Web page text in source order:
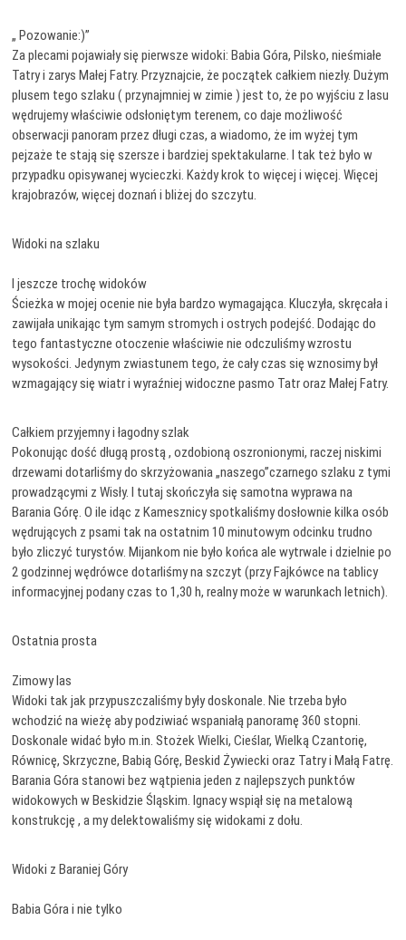
„ Pozowanie:)”
Za plecami pojawiały się pierwsze widoki: Babia Góra, Pilsko, nieśmiałe
Tatry i zarys Małej Fatry. Przyznajcie, że początek całkiem niezły. Dużym
plusem tego szlaku ( przynajmniej w zimie ) jest to, że po wyjściu z lasu
wędrujemy właściwie odsłoniętym terenem, co daje możliwość
obserwacji panoram przez długi czas, a wiadomo, że im wyżej tym
pejzaże te stają się szersze i bardziej spektakularne. I tak też było w
przypadku opisywanej wycieczki. Każdy krok to więcej i więcej. Więcej
krajobrazów, więcej doznań i bliżej do szczytu.
Widoki na szlaku
I jeszcze trochę widoków
Ścieżka w mojej ocenie nie była bardzo wymagająca. Kluczyła, skręcała i
zawijała unikając tym samym stromych i ostrych podejść. Dodając do
tego fantastyczne otoczenie właściwie nie odczuliśmy wzrostu
wysokości. Jedynym zwiastunem tego, że cały czas się wznosimy był
wzmagający się wiatr i wyraźniej widoczne pasmo Tatr oraz Małej Fatry.
Całkiem przyjemny i łagodny szlak
Pokonując dość długą prostą , ozdobioną oszronionymi, raczej niskimi
drzewami dotarliśmy do skrzyżowania „naszego”czarnego szlaku z tymi
prowadzącymi z Wisły. I tutaj skończyła się samotna wyprawa na
Barania Górę. O ile idąc z Kamesznicy spotkaliśmy dosłownie kilka osób
wędrujących z psami tak na ostatnim 10 minutowym odcinku trudno
było zliczyć turystów. Mijankom nie było końca ale wytrwale i dzielnie po
2 godzinnej wędrówce dotarliśmy na szczyt (przy Fajkówce na tablicy
informacyjnej podany czas to 1,30 h, realny może w warunkach letnich).
Ostatnia prosta
Zimowy las
Widoki tak jak przypuszczaliśmy były doskonale. Nie trzeba było
wchodzić na wieżę aby podziwiać wspaniałą panoramę 360 stopni.
Doskonale widać było m.in. Stożek Wielki, Cieślar, Wielką Czantorię,
Równicę, Skrzyczne, Babią Górę, Beskid Żywiecki oraz Tatry i Małą Fatrę.
Barania Góra stanowi bez wątpienia jeden z najlepszych punktów
widokowych w Beskidzie Śląskim. Ignacy wspiął się na metalową
konstrukcję , a my delektowaliśmy się widokami z dołu.
Widoki z Baraniej Góry
Babia Góra i nie tylko